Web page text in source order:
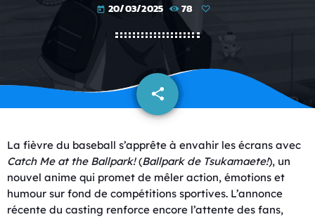
today 20/03/2025 78
share
email
La fièvre du baseball s’apprête à envahir les écrans avec
Catch Me at the Ballpark!(Ballpark de Tsukamaete!), un
nouvel anime qui promet de mêler action, émotions et
humour sur fond de compétitions sportives. L’annonce
récente du casting renforce encore l’attente des fans,